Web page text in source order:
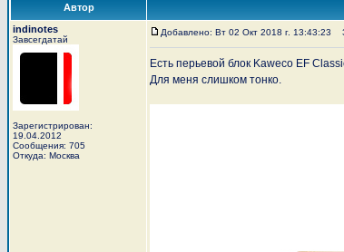
Автор
indinotes
Завсегдатай
Зарегистрирован:
19.04.2012
Сообщения: 705
Откуда: Москва
Добавлено: Вт 02 Окт 2018 г. 13:43:23
Есть перьевой блок Kaweco EF
Для меня слишком тонко.